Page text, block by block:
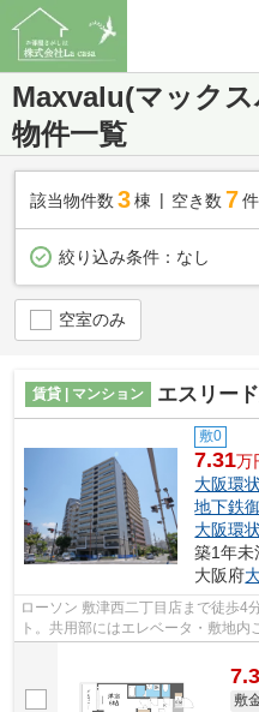
Maxvalu(マック
物件一覧
該当物件数 3棟 空き数 7 件
絞り込み条件： なし
空室のみ
賃貸 | マンション エスリー
敷0
7.31万
大阪環
地下鉄
大阪環
築1年未
大阪府
ローソン 敷津西二丁目店まで徒歩4
ト。共用部にはエレベータ・敷地内
イナーズ物件は独創的で、ご好評い
敷